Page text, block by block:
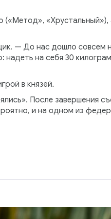
(«Метод», «Хрустальный»),
— До нас дошло совсем
на себя 30
в князей.
После завершения
и на одном из